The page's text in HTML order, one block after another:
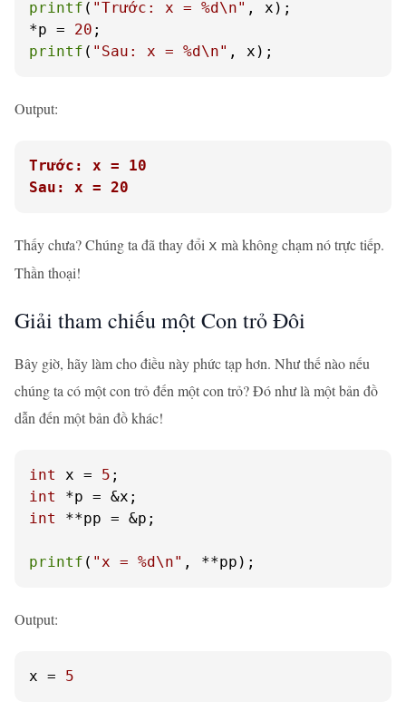
printf ( "Trước: x = %d\n" , x);
*p = 20
printf ( "Sau: x = %d\n" , x);
Output:
Trước: x = 10
Sau: x = 20
Thấy chưa? Chúng ta đã thay đổi x mà không chạm nó trực tiếp.
Thần thoại!
Giải tham chiếu một Con trỏ Đôi
Bây giờ, hãy làm cho điều này phức tạp hơn. Như thế nào nếu
chúng ta có một con trỏ đến một con trỏ? Đó như là một bản đồ
dẫn đến một bản đồ khác!
int x = 5
int
int
**pp = &p;
printf ( "x = %d\n" , **pp);
Output:
x = 5